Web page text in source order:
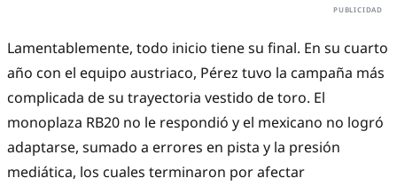
Lamentablemente, todo inicio tiene su final. En su cuarto
año con el equipo austriaco, Pérez tuvo la campaña más
complicada de su trayectoria vestido de toro. El
monoplaza RB20 no le respondió y el mexicano no logró
adaptarse, sumado a errores en pista y la presión
mediática, los cuales terminaron por afectar